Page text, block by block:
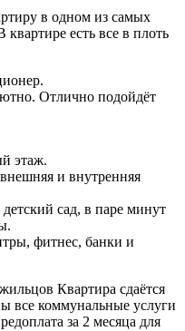
в одном из самых
есть все в плоть
Отлично подойдёт
этаж.
и внутренняя
сад, в паре минут
фитнес, банки и
Квартира сдаётся
все коммунальные услуги
за 2 месяца для